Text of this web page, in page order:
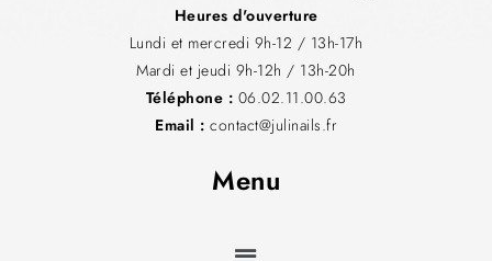
Heures d'ouverture
Lundi et mercredi 9h-12 / 13h-17h
Mardi et jeudi 9h-12h / 13h-20h
Téléphone : 06.02.11.00.63
Email : contact@julinails.fr
Menu